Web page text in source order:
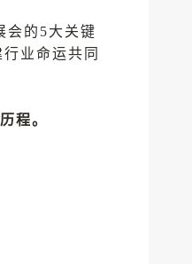
会的5大关键
业命运共同
程。